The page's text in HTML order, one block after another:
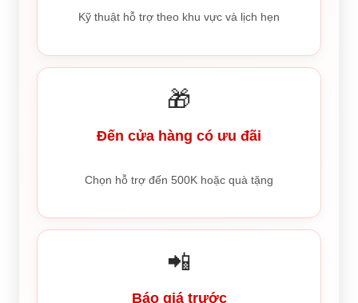
Kỹ thuật hỗ trợ theo khu vực và lịch hẹn
🎁
Đến cửa hàng có ưu đãi
Chọn hỗ trợ đến 500K hoặc quà tặng
📲
Báo giá trước